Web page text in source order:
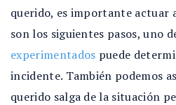
querido, es importante actuar
son los siguientes pasos, uno
experimentados puede
incidente. También podemos
querido salga de la situación